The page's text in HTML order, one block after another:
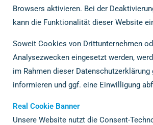
Browsers aktivieren. Bei der
kann die Funktionalität dieser Website
Soweit Cookies von Drittunternehmen
Analysezwecken eingesetzt werden,
im Rahmen dieser Datenschutzerklärung
informieren und ggf. eine Einwilligung
Real Cookie Banner
Unsere Website nutzt die Consent-